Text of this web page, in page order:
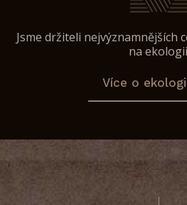
Jsme držiteli nejvýznamnějších
na
Více o